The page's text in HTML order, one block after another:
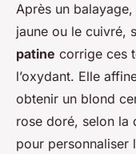
Après un
jaune ou le cuivré,
patine corrige ces
l’oxydant. Elle
obtenir un blond
rose doré, selon la
pour personnaliser